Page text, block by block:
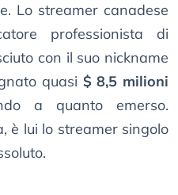
Lo streamer canadese
professionista di
con il suo nickname
quasi $ 8,5 milioni
a quanto emerso.
è lui lo streamer singolo